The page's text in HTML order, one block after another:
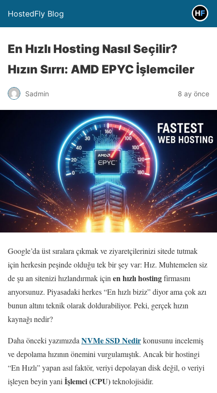
HostedFly Blog
En Hızlı Hosting Nasıl Seçilir?
Hızın Sırrı: AMD EPYC İşlemciler
Sadmin 8 ay önce
Google’da üst sıralara çıkmak ve ziyaretçilerinizi sitede tutmak
için herkesin peşinde olduğu tek bir şey var: Hız. Muhtemelen siz
de şu an sitenizi hızlandırmak için en hızlı hostingfirmasını
arıyorsunuz. Piyasadaki herkes “En hızlı biziz” diyor ama çok azı
bunun altını teknik olarak doldurabiliyor. Peki, gerçek hızın
kaynağı nedir?
Daha önceki yazımızda NVMe SSD Nedirkonusunu incelemiş
ve depolama hızının önemini vurgulamıştık. Ancak bir hostingi
“En Hızlı” yapan asıl faktör, veriyi depolayan disk değil, o veriyi
işleyen beyin yani İşlemci (CPU)teknolojisidir.